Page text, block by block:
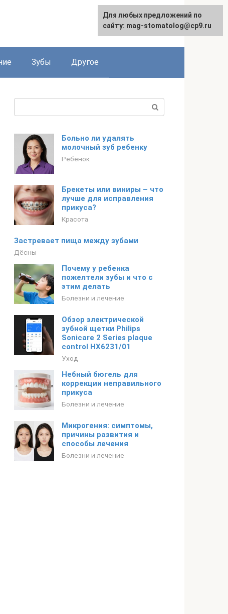
Зубы Другое
Больно ли удалять
молочный зуб ребенку
Ребёнок
Брекеты или виниры – что
лучше для исправления
прикуса?
Красота
Застревает пища между зубами
Дёсны
Почему у ребенка
пожелтели зубы и что с
этим делать
Болезни и лечение
Обзор электрической
зубной щетки Philips
Sonicare 2 Series plaque
control HX6231/01
Уход
Небный бюгель для
коррекции неправильного
прикуса
Болезни и лечение
Микрогения: симптомы,
причины развития и
способы лечения
Болезни и лечение
Для любых предложений по
сайту: mag-stomatolog@cp9.ru